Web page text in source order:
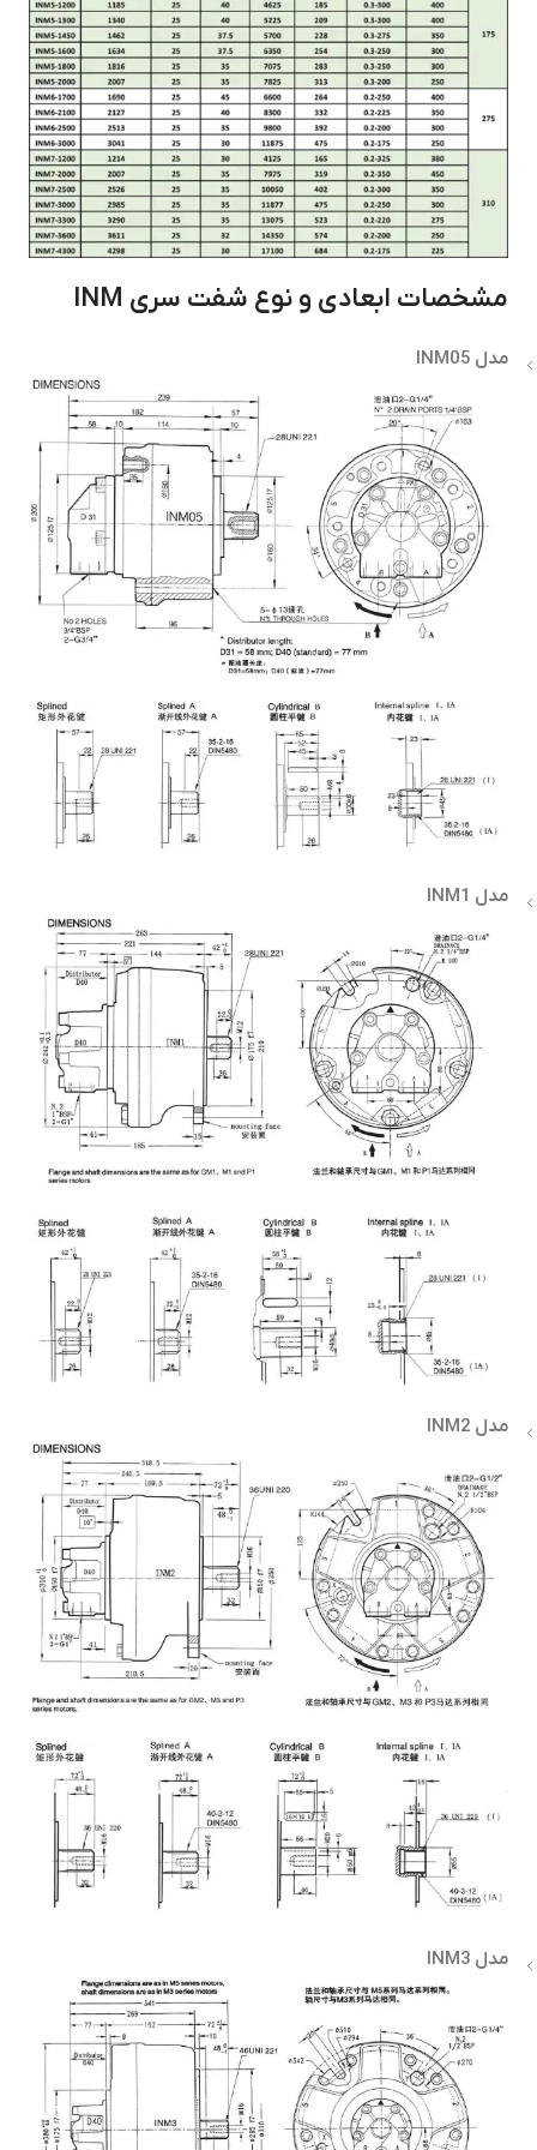
مشخصات ابعادی و نوع شفت سری
مدل INM05
مدل INM1
مدل INM2
مدل INM3